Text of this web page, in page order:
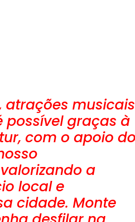
atrações musicais
possível graças à
com o apoio
a
local e
cidade. Monte